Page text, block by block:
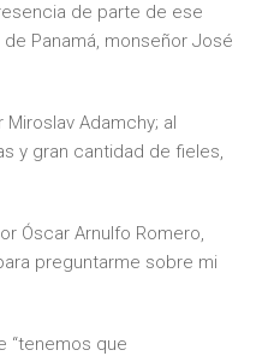
de parte de ese
Panamá, monseñor José
Adamchy; al
y gran cantidad de fieles,
Óscar Arnulfo Romero,
preguntarme sobre mi
“tenemos que